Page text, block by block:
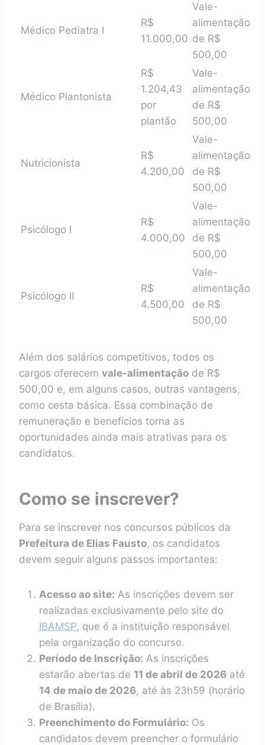
Médico Pediatra I
R$
11.000,00
Vale-
alimentação
de R$
500,00
Médico Plantonista
R$
1.204,43
por
plantão
Vale-
alimentação
de R$
500,00
Nutricionista
R$
4.200,00
Vale-
alimentação
de R$
500,00
Psicólogo I
R$
4.000,00
Vale-
alimentação
de R$
500,00
Psicólogo II
R$
4.500,00
Vale-
alimentação
de R$
500,00
Além dos salários competitivos, todos os
cargos oferecem vale-alimentação de R$
500,00 e, em alguns casos, outras vantagens,
como cesta básica. Essa combinação de
remuneração e benefícios torna as
oportunidades ainda mais atrativas para os
candidatos.
Como se inscrever?
Para se inscrever nos concursos públicos da
Prefeitura de Elias Fausto, os candidatos
devem seguir alguns passos importantes:
Acesso ao site: As inscrições devem ser
realizadas exclusivamente pelo site do
IBAMSP, que é a instituição responsável
pela organização do concurso.
Período de Inscrição: As inscrições
estarão abertas de 11 de abril de 2026 até
14 de maio de 2026, até às 23h59 (horário
de Brasília).
Preenchimento do Formulário: Os
candidatos devem preencher o formulário